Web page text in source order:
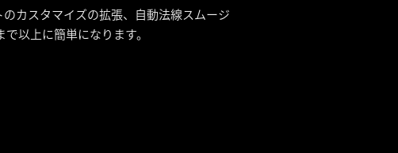
カスタマイズの拡張、自動法線スムージ
以上に簡単になります。